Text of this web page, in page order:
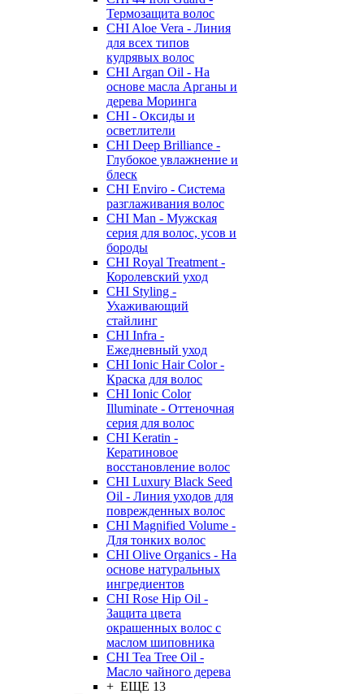
Термозащита волос
CHI Aloe Vera - Линия
для всех типов
кудрявых волос
CHI Argan Oil - На
основе масла Арганы и
дерева Моринга
CHI - Оксиды и
осветлители
CHI Deep Brilliance -
Глубокое увлажнение и
блеск
CHI Enviro - Система
разглаживания волос
CHI Man - Мужская
серия для волос, усов и
бороды
CHI Royal Treatment -
Королевский уход
CHI Styling -
Ухаживающий
стайлинг
CHI Infra -
Ежедневный уход
CHI Ionic Hair Color -
Краска для волос
CHI Ionic Color
Illuminate - Оттеночная
серия для волос
CHI Keratin -
Кератиновое
восстановление волос
CHI Luxury Black Seed
Oil - Линия уходов для
поврежденных волос
CHI Magnified Volume -
Для тонких волос
CHI Olive Organics - На
основе натуральных
ингредиентов
CHI Rose Hip Oil -
Защита цвета
окрашенных волос с
маслом шиповника
CHI Tea Tree Oil -
Масло чайного дерева
+ ЕЩЕ 13